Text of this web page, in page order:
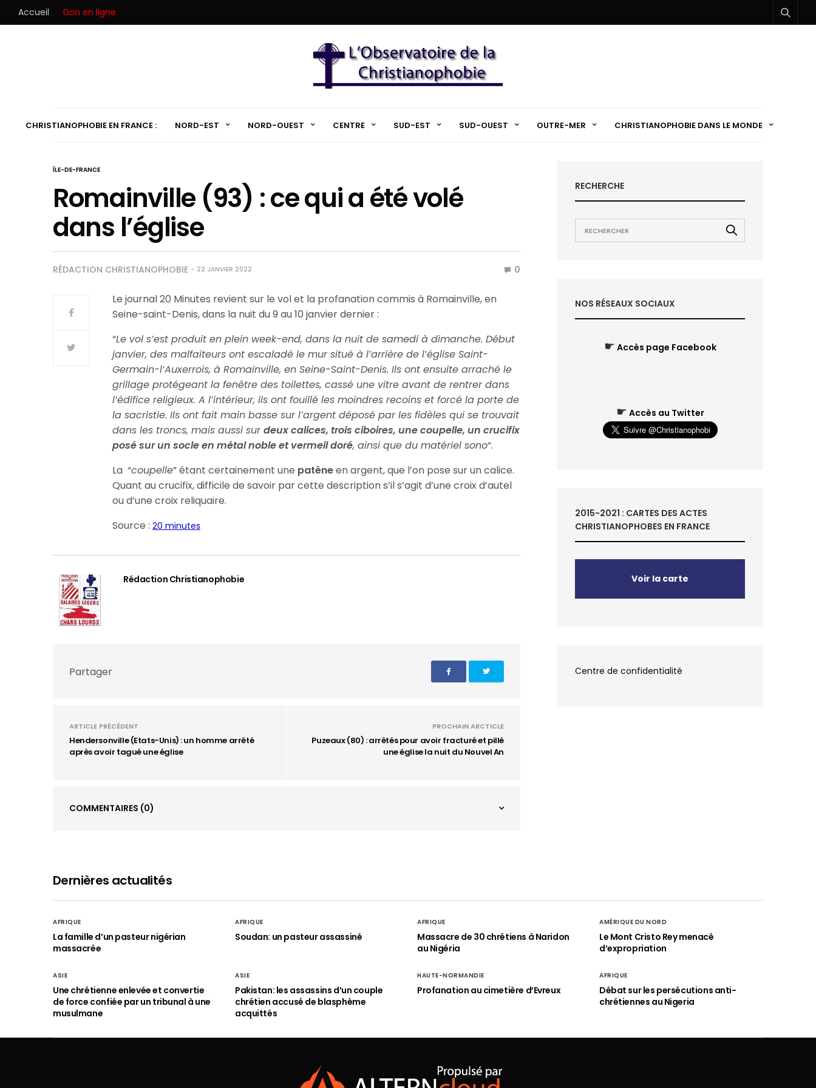
Accueil Don en ligne
CHRISTIANOPHOBIE EN FRANCE : NORD-EST NORD-OUEST CENTRE SUD-EST SUD-OUEST OUTRE-MER CHRISTIANOPHOBIE DANS LE MONDE
ÎLE-DE-FRANCE
Romainville (93) : ce qui a été volé
dans l’église
RÉDACTION CHRISTIANOPHOBIE 22 JANVIER 2022 0
Le journal 20 Minutes revient sur le vol et la profanation commis à Romainville, en
Seine-saint-Denis, dans la nuit du 9 au 10 janvier dernier :
“Le vol s’est produit en plein week-end, dans la nuit de samedi à dimanche. Début
janvier, des malfaiteurs ont escaladé le mur situé à l’arrière de l’église Saint-
Germain-l’Auxerrois, à Romainville, en Seine-Saint-Denis. Ils ont ensuite arraché le
grillage protégeant la fenêtre des toilettes, cassé une vitre avant de rentrer dans
l’édifice religieux. A l’intérieur, ils ont fouillé les moindres recoins et forcé la porte de
la sacristie. Ils ont fait main basse sur l’argent déposé par les fidèles qui se trouvait
dans les troncs, mais aussi surdeux calices, trois ciboires, une coupelle, un crucifix
posé sur un socle en métal noble et vermeil doré, ainsi que du matériel sono“.
La “coupelle” étant certainement une patèneen argent, que l’on pose sur un calice.
Quant au crucifix, difficile de savoir par cette description s’il s’agit d’une croix d’autel
ou d’une croix reliquaire.
Source :20 minutes
Rédaction Christianophobie
Partager
ARTICLE PRÉCÉDENT
Hendersonville (Etats-Unis) : un homme arrêté
après avoir tagué une église
PROCHAIN ARCTICLE
Puzeaux (80) : arrêtés pour avoir fracturé et pillé
une église la nuit du Nouvel An
COMMENTAIRES (0)
RECHERCHE
NOS RÉSEAUX SOCIAUX
☛ Accès page Facebook
☛ Accès au Twitter
2015-2021 : CARTES DES ACTES
CHRISTIANOPHOBES EN FRANCE
Voir la carte
Centre de confidentialité
Dernières actualités
AFRIQUE
La famille d’un pasteur nigérian
massacrée
AFRIQUE
Soudan: un pasteur assassiné
AFRIQUE
Massacre de 30 chrétiens à Naridon
au Nigéria
AMÉRIQUE DU NORD
Le Mont Cristo Rey menacé
d’expropriation
ASIE
Une chrétienne enlevée et convertie
de force confiée par un tribunal à une
musulmane
ASIE
Pakistan: les assassins d’un couple
chrétien accusé de blasphème
acquittés
HAUTE-NORMANDIE
Profanation au cimetière d’Evreux
AFRIQUE
Débat sur les persécutions anti-
chrétiennes au Nigeria